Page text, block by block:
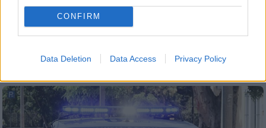
CONFIRM
Data Deletion Data Access Privacy Policy
54χρονου που πέταξαν στον ποταμό
Λουδία
ενημέρωσαν άμεσα την ΕΛΑΣ